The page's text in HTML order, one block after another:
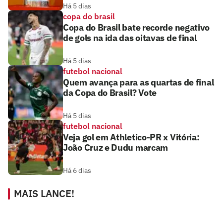
Há 5 dias
copa do brasil
Copa do Brasil bate recorde negativo
de gols na ida das oitavas de final
Há 5 dias
futebol nacional
Quem avança para as quartas de final
da Copa do Brasil? Vote
Há 5 dias
futebol nacional
Veja gol em Athletico-PR x Vitória:
João Cruz e Dudu marcam
Há 6 dias
MAIS LANCE!